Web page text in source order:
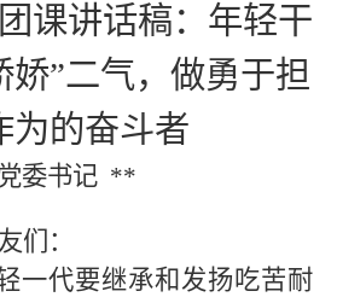
课讲话稿：年轻干
娇”二气，做勇于担
为的奋斗者
委书记 **
们：
一代要继承和发扬吃苦耐